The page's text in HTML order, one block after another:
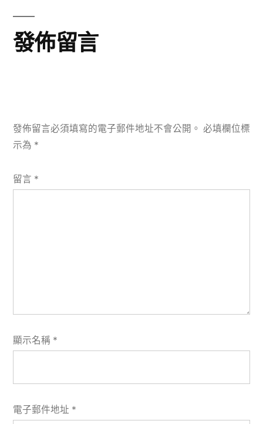
發佈留言
發佈留言必須填寫的電子郵件地址不會公開。 必填欄位標
示為 *
留言 *
顯示名稱 *
電子郵件地址 *